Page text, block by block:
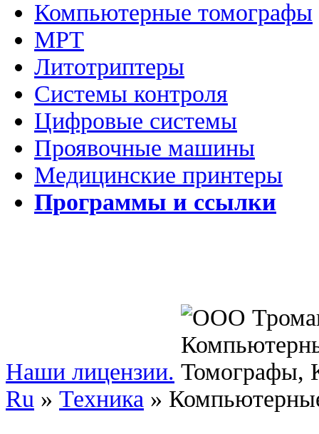
Компьютерные томографы
МРТ
Литотриптеры
Системы контроля
Цифровые системы
Проявочные машины
Медицинские принтеры
Программы и ссылки
Наши лицензии.
Ru » Техника »